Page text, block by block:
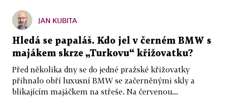
JAN KUBITA
Hledá se papaláš. Kdo jel v černém BMW s
majákem skrze „Turkovu“ křižovatku?
Před několika dny se do jedné pražské křižovatky
přihnalo obří luxusní BMW se začerněnými skly a
blikajícím majáčkem na střeše. Na červenou...